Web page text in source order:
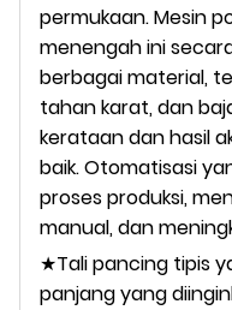
permukaan. Mesin
menengah ini
berbagai material,
tahan karat, dan
kerataan dan hasil
baik. Otomatisasi
proses produksi,
manual, dan
★Tali pancing tipis
panjang yang